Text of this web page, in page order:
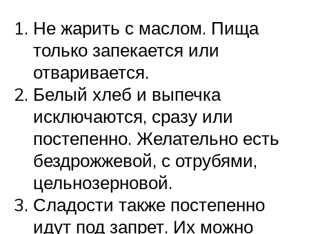
Не жарить с маслом. Пища
только запекается или
отваривается.
Белый хлеб и выпечка
исключаются, сразу или
постепенно. Желательно есть
бездрожжевой, с отрубями,
цельнозерновой.
Сладости также постепенно
идут под запрет. Их можно